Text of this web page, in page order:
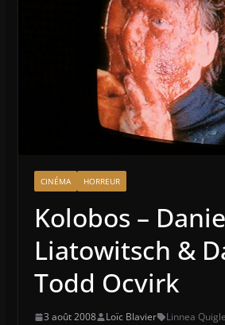
CINÉMA HORREUR
Kolobos –
Liatowitsch &
Todd Ocvirk
3 août 2008 Loïc Blavier Linnea